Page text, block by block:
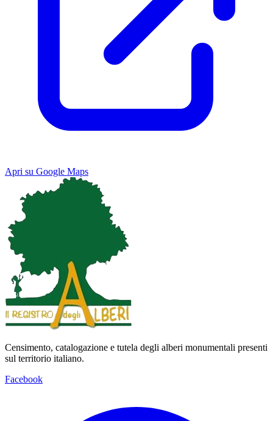
Apri su Google Maps
Map Satellite
Keyboard shortcuts
Censimento, catalogazione e tutela degli alberi monumentali presenti
sul territorio italiano.
Facebook